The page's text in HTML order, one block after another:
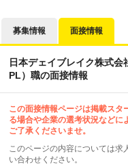
募集情報 面接情報
日本デェイブレイク株式会
PL）職の面接情報
この面接情報ページは掲載スタ
る場合や企業の選考状況などに
ご了承くださいませ。
このページの内容については求
い合わせください。